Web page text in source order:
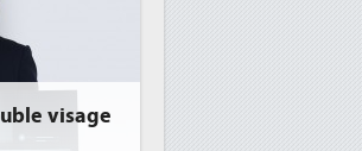
DEE: l'efficacité énergétique